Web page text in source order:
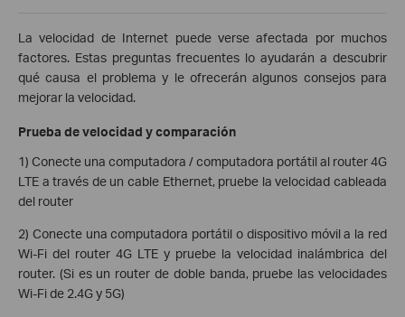
La velocidad de Internet puede verse afectada por muchos
factores. Estas preguntas frecuentes lo ayudarán a descubrir
qué causa el problema y le ofrecerán algunos consejos para
mejorar la velocidad.
Prueba de velocidad y comparación
1) Conecte una computadora / computadora portátil al router 4G
LTE a través de un cable Ethernet, pruebe la velocidad cableada
del router
2) Conecte una computadora portátil o dispositivo móvil a la red
Wi-Fi del router 4G LTE y pruebe la velocidad inalámbrica del
router. (Si es un router de doble banda, pruebe las velocidades
Wi-Fi de 2.4G y 5G)